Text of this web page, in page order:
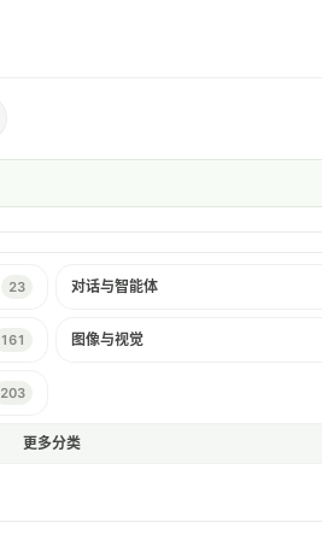
23 对话与智能体
161 图像与视觉
203
更多分类